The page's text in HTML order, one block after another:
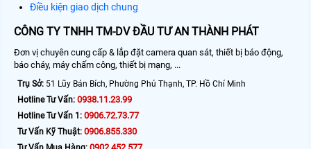
Điều kiện giao dịch chung
CÔNG TY TNHH TM-DV ĐẦU TƯ AN THÀNH PHÁT
Đơn vị chuyên cung cấp & lắp đặt camera quan sát, thiết bị báo động,
báo cháy, máy chấm công, thiết bị mạng, ...
Trụ Sở: 51 Lũy Bán Bích, Phường Phú Thạnh, TP. Hồ Chí Minh
Hotline Tư Vấn: 0938.11.23.99
Hotline Tư Vấn 1: 0906.72.73.77
Tư Vấn Kỹ Thuật: 0906.855.330